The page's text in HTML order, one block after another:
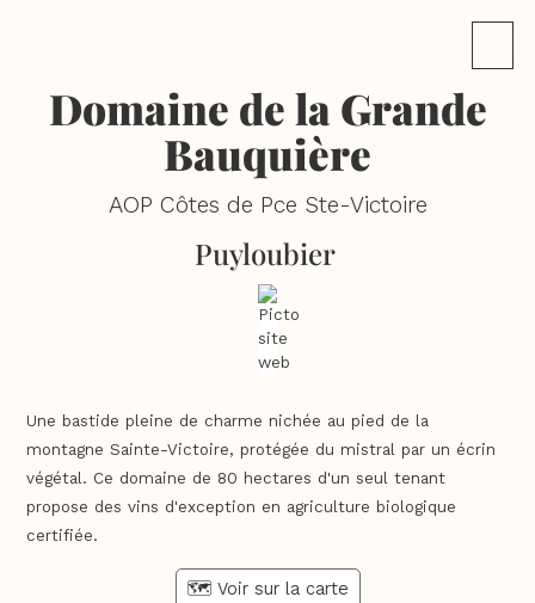
Domaine de la Grande
Bauquière
AOP Côtes de Pce Ste-Victoire
Puyloubier
Une bastide pleine de charme nichée au pied de la
montagne Sainte-Victoire, protégée du mistral par un écrin
végétal. Ce domaine de 80 hectares d'un seul tenant
propose des vins d'exception en agriculture biologique
certifiée.
🗺️ Voir sur la carte